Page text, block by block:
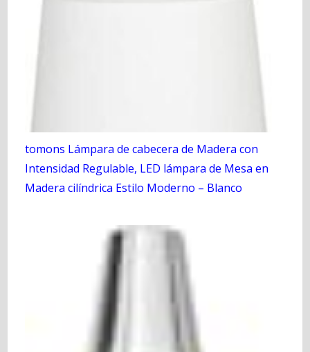
tomons Lámpara de cabecera de Madera con
Intensidad Regulable, LED lámpara de Mesa en
Madera cilíndrica Estilo Moderno – Blanco